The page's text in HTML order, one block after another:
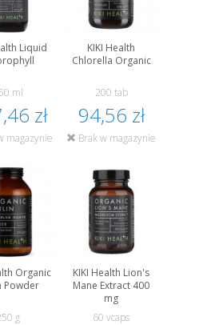
Liquid
ml
zł
magazynie
KIKI Health
Chlorella Organic
200 tab
94,56 zł
Brak w magazynie
Organic
Powder
g
KIKI Health Lion's
Mane Extract 400
mg
60 vcaps